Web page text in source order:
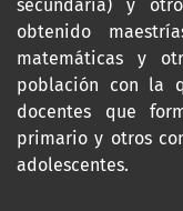
secundaria) y
obtenido
matemáticas y
población con la
docentes que
primario y otros
adolescentes.